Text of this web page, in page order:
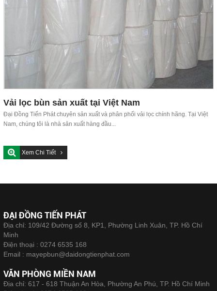
Vải lọc bùn sản xuất tại Việt Nam
Đại Đồng Tiến Phát chuyên sản xuất và phân phối vải lọc chính hãng. Tại Việt
Nam, chúng tôi là nhà sản xuất hàng đầu...
Xem Chi Tiết
ĐẠI ĐỒNG TIẾN PHÁT
Địa chỉ: 109/42 Đường số 8, KP1, Phường Linh Xuân, TP. Hồ Chí
Minh
Điện thoại : 0274 6535 168
Email : mayepbun@daidongtienphat.com
VĂN PHÒNG MIỀN NAM
Địa chỉ: 617 - 618 Thuận An Hòa, Phường An Phú, TP. Hồ Chí Minh